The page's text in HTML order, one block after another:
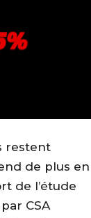
restent
de plus en
de l’étude
CSA